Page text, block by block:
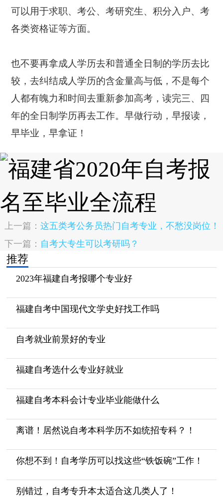
可以用于求职、考公、考研究生、积分入户、考
各类资格证等方面。
也不要再拿成人学历去和普通全日制的学历去比
较，去纠结成人学历的含金量高与低，不是每个
人都有魄力和时间去重新参加高考，读完三、四
年的全日制学历再去工作。早做行动，早报读，
早毕业，早拿证！
上一篇：这五类考公务员热门自考专业，不愁没岗位！
下一篇： 自考大专生可以考研吗？
推荐
2023年福建自考报哪个专业好
福建自考中国现代文学史好找工作吗
自考就业前景好的专业
福建自考选什么专业好就业
福建自考本科会计专业毕业能做什么
离谱！居然说自考本科学历不如统招专科？！
你想不到！自考学历可以找这些“铁饭碗”工作！
别错过，自考专升本太适合这几类人了！